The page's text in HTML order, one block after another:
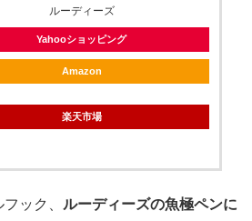
ルーディーズ
Yahooショッピング
Amazon
楽天市場
ック、 ルーディーズの魚極ペンに